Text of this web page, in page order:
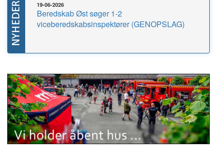
19-06-2026
Beredskab Øst søger 1-2
viceberedskabsinspektører (GENOPSLAG)